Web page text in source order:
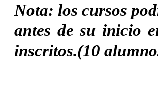
Nota: los cursos
antes de su inicio
inscritos.(10